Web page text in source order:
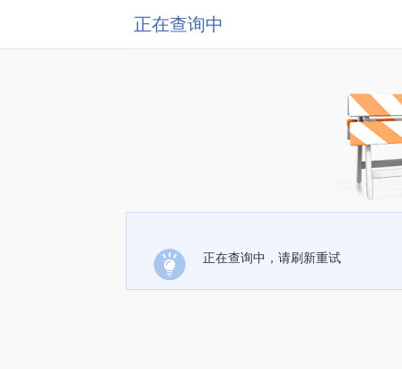
正在查询中
正在查询中，请刷新重试